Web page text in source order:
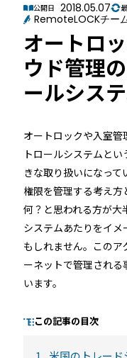
公開日 2018.05.07
RemoteLOCKチー
オートロ
ウド管理
ールシス
オートロックや入室管
トロールシステムと
きな取り扱いになっ
権限を管理する考え方
何？と思われる方が大
システムあたりをイ
もしれません。このア
ーネットで管理される
います。
この記事の目次
ご質問
寄せられた
介します
でき
セミナー